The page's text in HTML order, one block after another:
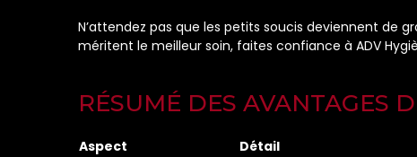
N’attendez pas que les petits soucis deviennent de
méritent le meilleur soin, faites confiance à ADV
RÉSUMÉ DES AVANTAGES
Aspect
Détail